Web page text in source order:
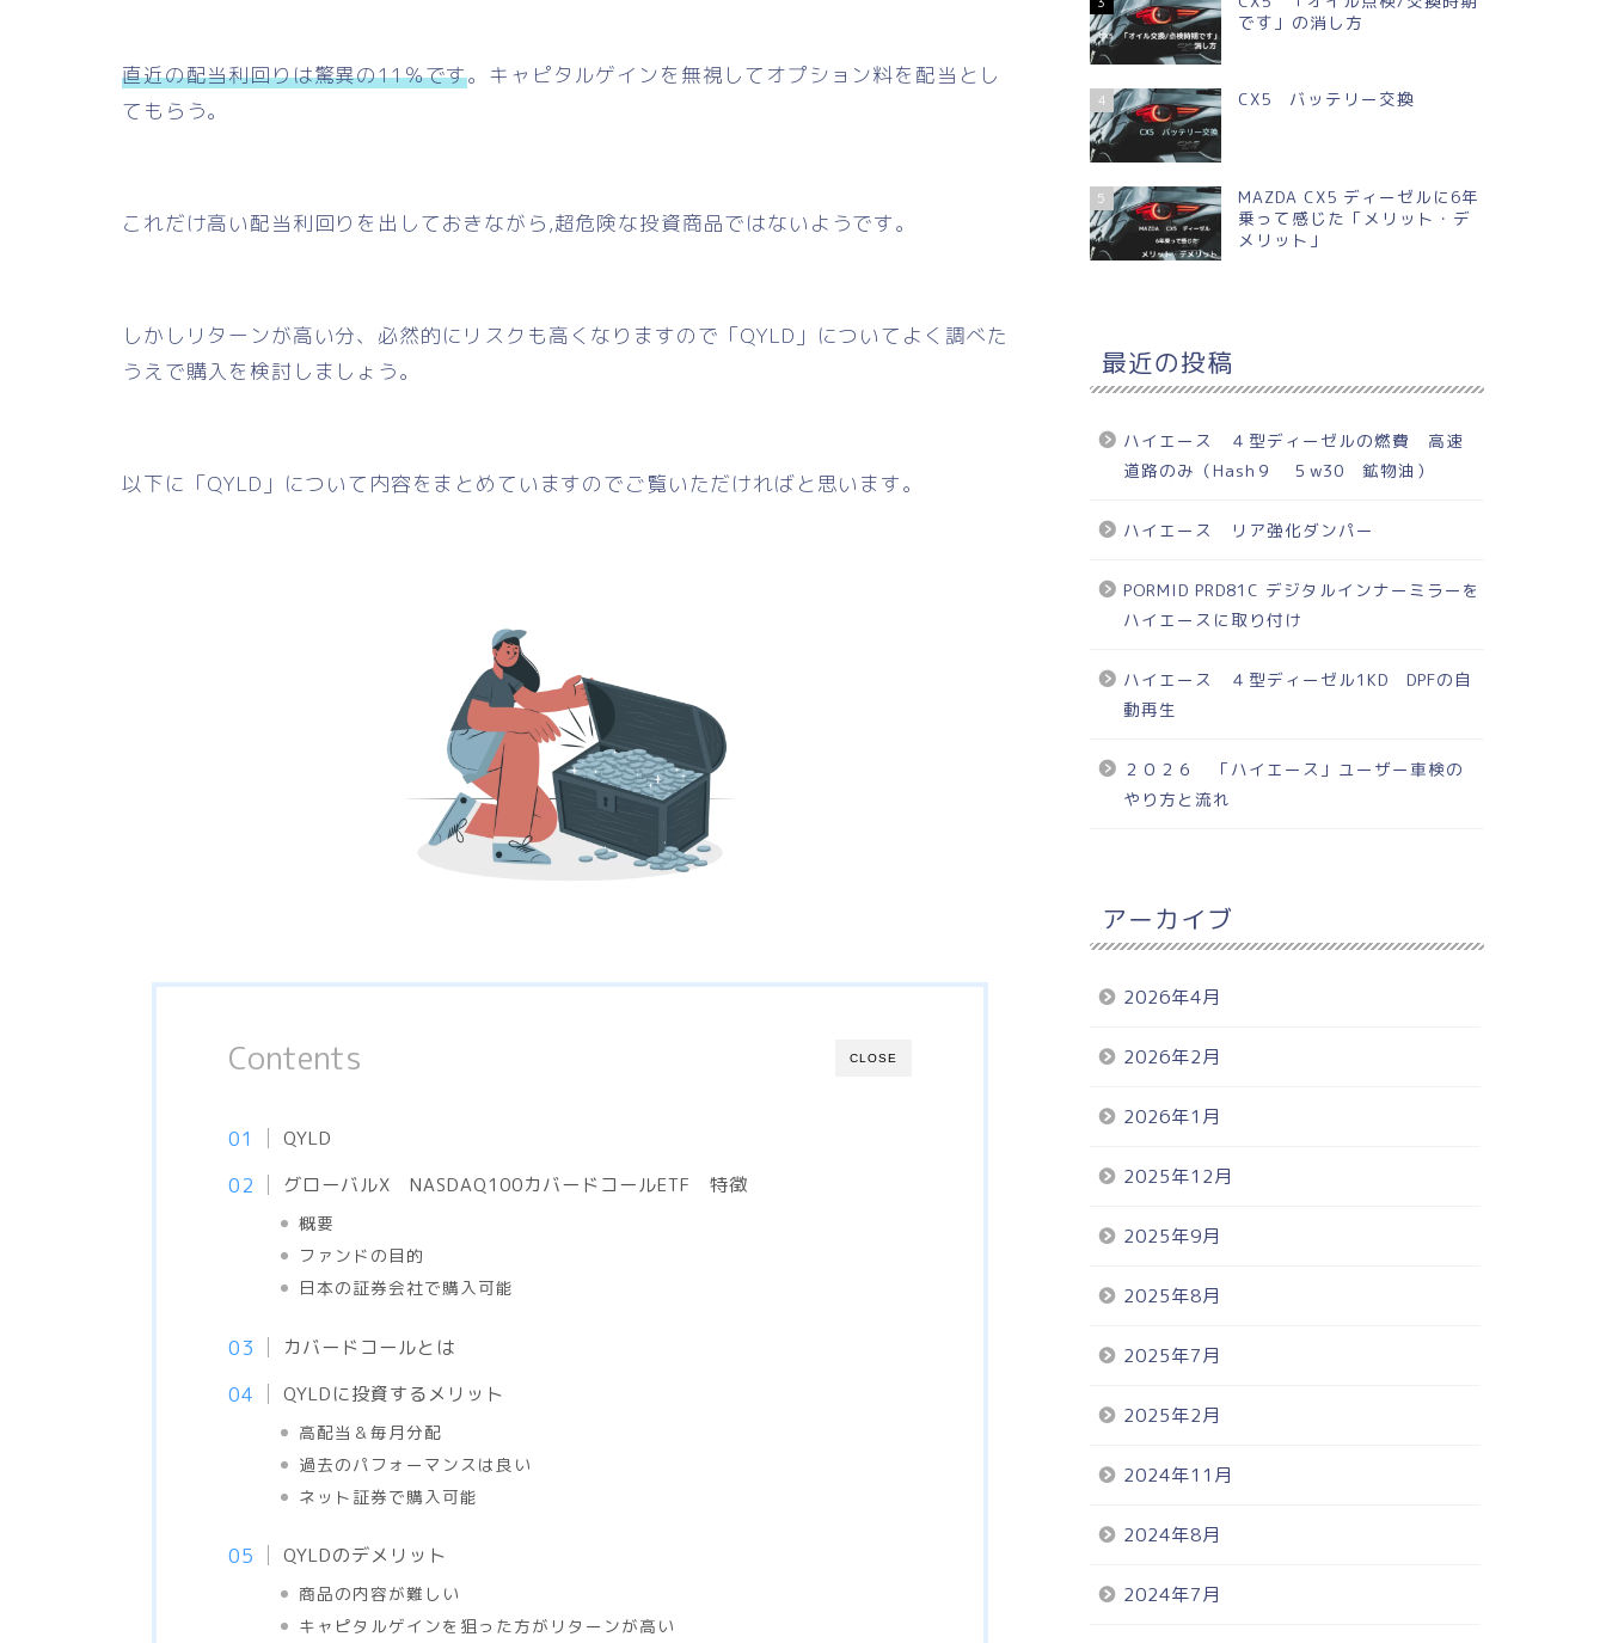
直近の配当利回りは驚異の11％です。キャピタルゲインを無視してオプション料を配当とし
てもらう。
これだけ高い配当利回りを出しておきながら,超危険な投資商品ではないようです。
しかしリターンが高い分、必然的にリスクも高くなりますので「QYLD」についてよく調べた
うえで購入を検討しましょう。
以下に「QYLD」について内容をまとめていますのでご覧いただければと思います。
CLOSE
Contents
QYLD
グローバルX NASDAQ100カバードコールETF 特徴
概要
ファンドの目的
日本の証券会社で購入可能
カバードコールとは
QYLDに投資するメリット
高配当＆毎月分配
過去のパフォーマンスは良い
ネット証券で購入可能
QYLDのデメリット
商品の内容が難しい
キャピタルゲインを狙った方がリターンが高い
です」の消し方
4 CX5 バッテリー交換
5
MAZDA CX5 ディーゼルに6年
乗って感じた「メリット・デ
メリット」
最近の投稿
ハイエース ４型ディーゼルの燃費 高速
道路のみ（Hash９ ５w30 鉱物油）
ハイエース リア強化ダンパー
PORMID PRD81C デジタルインナーミラーを
ハイエースに取り付け
ハイエース ４型ディーゼル1KD DPFの自
動再生
２０２６ 「ハイエース」ユーザー車検の
やり方と流れ
アーカイブ
2026年4月
2026年2月
2026年1月
2025年12月
2025年9月
2025年8月
2025年7月
2025年2月
2024年11月
2024年8月
2024年7月